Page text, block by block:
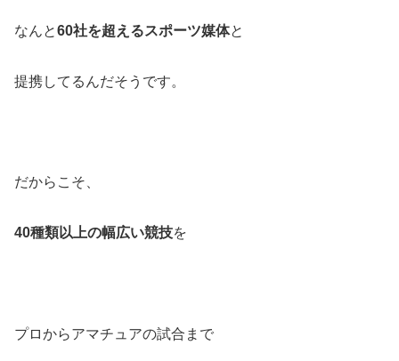
なんと60社を超えるスポーツ媒体と
提携してるんだそうです。
だからこそ、
40種類以上の幅広い競技を
プロからアマチュアの試合まで